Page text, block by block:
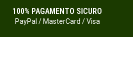
100% PAGAMENTO SICURO
PayPal / MasterCard / Visa